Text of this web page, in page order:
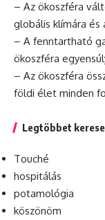
– Az ökoszféra
globális klímára és
– A fenntartható
ökoszféra
– Az ökoszféra
földi élet minden
Legtöbbet
Touché
hospitálás
potamológia
köszönöm